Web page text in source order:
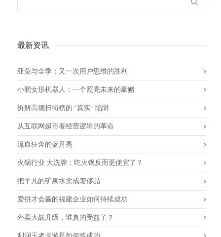
最新资讯
亚朵与全季：又一次用户思维的胜利
小鹏女形机器人：一个照亮未来的豪赌
拆解高德扫街榜的 “真实” 陷阱
从互联网超市看经营逻辑的革命
流血狂奔的蓝月亮
火锅行业 大洗牌：吃火锅反而更便宜了？
把平凡的矿泉水卖成奢侈品
爱拼才会赢的福建企业如何持续成功
外卖大战升级，谁真的受益了？